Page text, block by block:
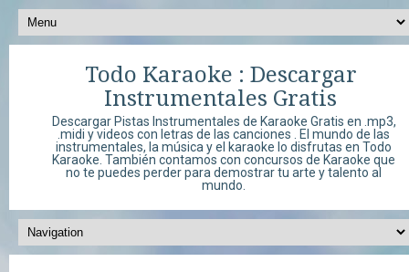
Todo Karaoke : Descargar
Instrumentales Gratis
Descargar Pistas Instrumentales de Karaoke Gratis en .mp3,
.midi y videos con letras de las canciones . El mundo de las
instrumentales, la música y el karaoke lo disfrutas en Todo
Karaoke. También contamos con concursos de Karaoke que
no te puedes perder para demostrar tu arte y talento al
mundo.